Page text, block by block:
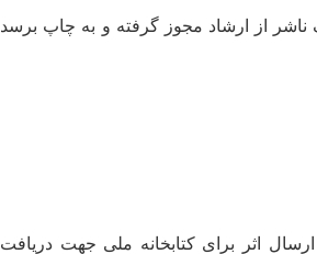
از ارشاد مجوز گرفته و به چاپ برسد
اثر برای کتابخانه ملی جهت دریافت